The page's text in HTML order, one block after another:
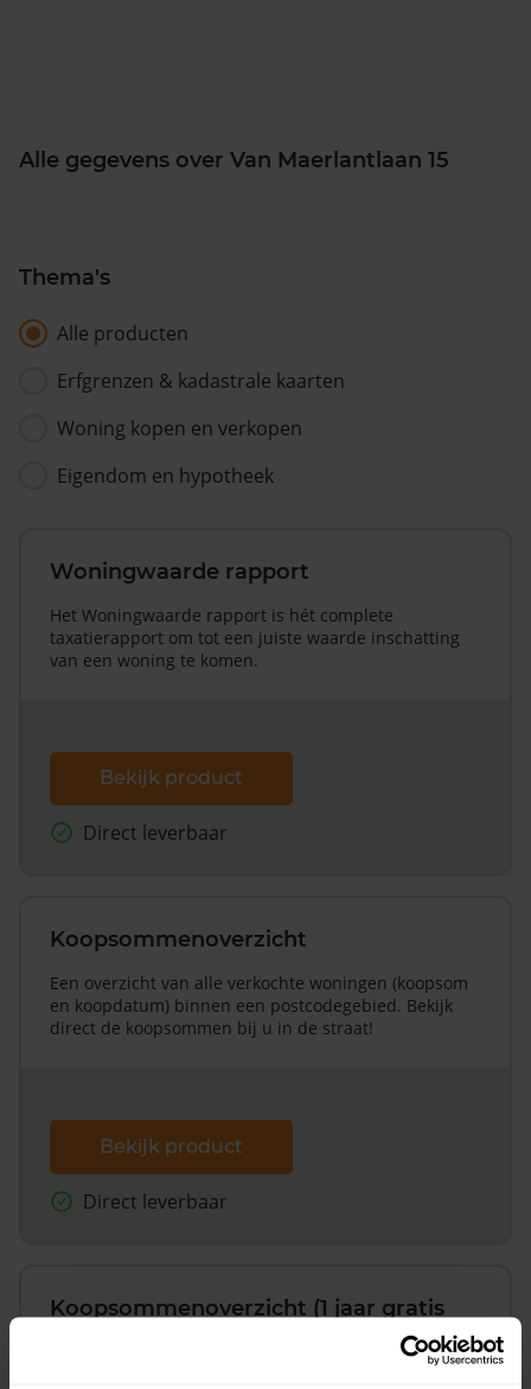
Alle gegevens over Van Maerlantlaan 15
Thema's
Alle producten
Erfgrenzen & kadastrale kaarten
Woning kopen en verkopen
Eigendom en hypotheek
Woningwaarde rapport
Het Woningwaarde rapport is hét complete
taxatierapport om tot een juiste waarde inschatting
van een woning te komen.
Bekijk product
Direct leverbaar
Koopsommenoverzicht
Een overzicht van alle verkochte woningen (koopsom
en koopdatum) binnen een postcodegebied. Bekijk
direct de koopsommen bij u in de straat!
Bekijk product
Direct leverbaar
Koopsommenoverzicht (1 jaar gratis